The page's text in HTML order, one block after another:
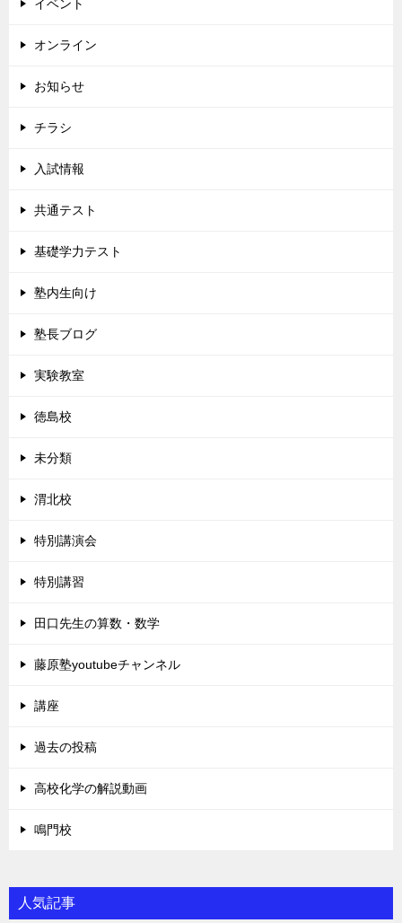
イベント
オンライン
お知らせ
チラシ
入試情報
共通テスト
基礎学力テスト
塾内生向け
塾長ブログ
実験教室
徳島校
未分類
渭北校
特別講演会
特別講習
田口先生の算数・数学
藤原塾youtubeチャンネル
講座
過去の投稿
高校化学の解説動画
鳴門校
人気記事